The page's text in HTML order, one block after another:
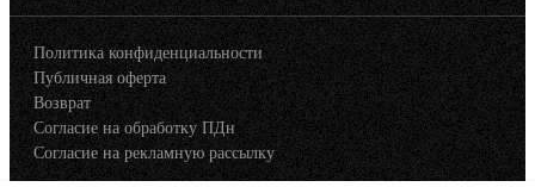
Политика конфиденциальности
Публичная оферта
Возврат
Согласие на обработку ПДн
Согласие на рекламную рассылку